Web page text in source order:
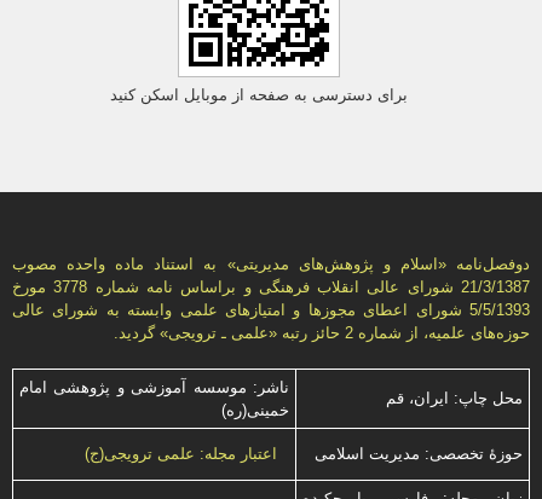
برای دسترسی به صفحه از موبایل اسکن کنید
دوفصل‌نامه «اسلام و پژوهش‌های مديريتی» به استناد ماده واحده مصوب
21/3/1387 شورای عالی انقلاب فرهنگی و براساس نامه شماره 3778 مورخ
5/5/1393 شورای اعطای مجوزها و امتيازهای علمی وابسته به شورای عالی
حوزه‌های علميه، از شماره 2 حائز رتبه «علمی ـ ترويجی» گرديد.
محل چاپ: ایران، قم
ناشر: موسسه آموزشی و پژوهشی امام
خمینی(ره)
حوزۀ تخصصی: مدیریت اسلامی اعتبار مجله: علمی ترویجی(ج)